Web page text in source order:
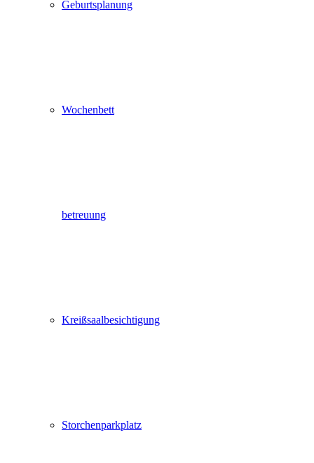
Geburtsplanung
Wochenbett
betreuung
Kreißsaalbesichtigung
Storchenparkplatz